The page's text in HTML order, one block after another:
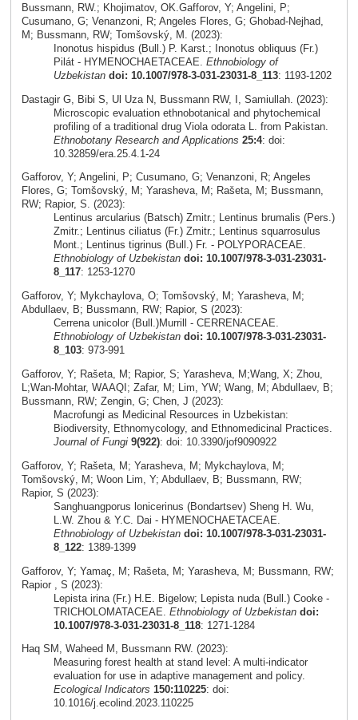
Bussmann, RW.; Khojimatov, OK.Gafforov, Y; Angelini, P;
Cusumano, G; Venanzoni, R; Angeles Flores, G; Ghobad-Nejhad,
M; Bussmann, RW; Tomšovský, M. (2023):
Inonotus hispidus (Bull.) P. Karst.; Inonotus obliquus (Fr.)
Pilát - HYMENOCHAETACEAE. Ethnobiology of
Uzbekistan doi: 10.1007/978-3-031-23031-8_113: 1193-1202
Dastagir G, Bibi S, Ul Uza N, Bussmann RW, I, Samiullah. (2023):
Microscopic evaluation ethnobotanical and phytochemical
profiling of a traditional drug Viola odorata L. from Pakistan.
Ethnobotany Research and Applications 25:4: doi:
10.32859/era.25.4.1-24
Gafforov, Y; Angelini, P; Cusumano, G; Venanzoni, R; Angeles
Flores, G; Tomšovský, M; Yarasheva, M; Rašeta, M; Bussmann,
RW; Rapior, S. (2023):
Lentinus arcularius (Batsch) Zmitr.; Lentinus brumalis (Pers.)
Zmitr.; Lentinus ciliatus (Fr.) Zmitr.; Lentinus squarrosulus
Mont.; Lentinus tigrinus (Bull.) Fr. - POLYPORACEAE.
Ethnobiology of Uzbekistan doi: 10.1007/978-3-031-23031-
8_117: 1253-1270
Gafforov, Y; Mykchaylova, O; Tomšovský, M; Yarasheva, M;
Abdullaev, B; Bussmann, RW; Rapior, S (2023):
Cerrena unicolor (Bull.)Murrill - CERRENACEAE.
Ethnobiology of Uzbekistan doi: 10.1007/978-3-031-23031-
8_103: 973-991
Gafforov, Y; Rašeta, M; Rapior, S; Yarasheva, M;Wang, X; Zhou,
L;Wan-Mohtar, WAAQI; Zafar, M; Lim, YW; Wang, M; Abdullaev, B;
Bussmann, RW; Zengin, G; Chen, J (2023):
Macrofungi as Medicinal Resources in Uzbekistan:
Biodiversity, Ethnomycology, and Ethnomedicinal Practices.
Journal of Fungi 9(922): doi: 10.3390/jof9090922
Gafforov, Y; Rašeta, M; Yarasheva, M; Mykchaylova, M;
Tomšovský, M; Woon Lim, Y; Abdullaev, B; Bussmann, RW;
Rapior, S (2023):
Sanghuangporus lonicerinus (Bondartsev) Sheng H. Wu,
L.W. Zhou & Y.C. Dai - HYMENOCHAETACEAE.
Ethnobiology of Uzbekistan doi: 10.1007/978-3-031-23031-
8_122: 1389-1399
Gafforov, Y; Yamaç, M; Rašeta, M; Yarasheva, M; Bussmann, RW;
Rapior , S (2023):
Lepista irina (Fr.) H.E. Bigelow; Lepista nuda (Bull.) Cooke -
TRICHOLOMATACEAE. Ethnobiology of Uzbekistan doi:
10.1007/978-3-031-23031-8_118: 1271-1284
Haq SM, Waheed M, Bussmann RW. (2023):
Measuring forest health at stand level: A multi-indicator
evaluation for use in adaptive management and policy.
Ecological Indicators 150:110225: doi:
10.1016/j.ecolind.2023.110225